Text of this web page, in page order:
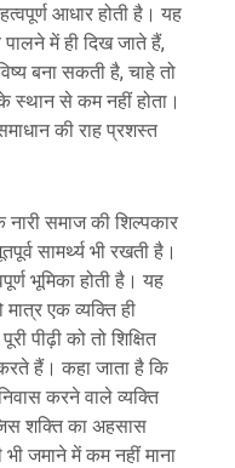
आधार होती है। यह
में ही दिख जाते हैं,
बना सकती है, चाहे तो
स्थान से कम नहीं होता।
की राह प्रशस्त
समाज की शिल्पकार
सामर्थ्य भी रखती है।
भूमिका होती है। यह
एक व्यक्ति ही
पीढ़ी को तो शिक्षित
करते हैं। कहा जाता है कि
करने वाले व्यक्ति
शक्ति का अहसास
जमाने में कम नहीं माना